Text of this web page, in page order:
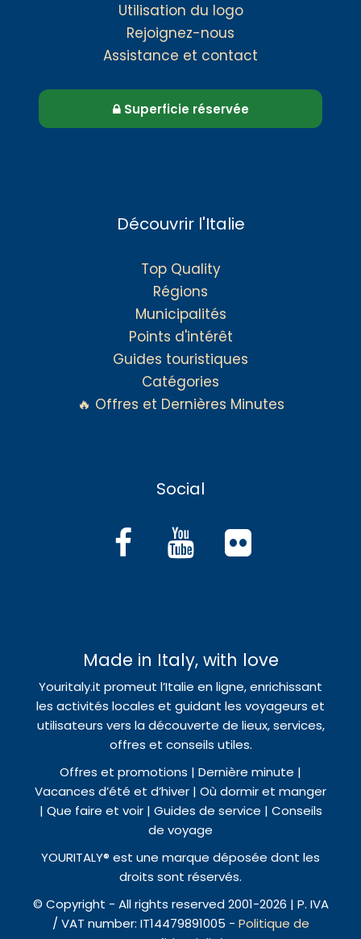
Utilisation du logo
Rejoignez-nous
Assistance et contact
Superficie réservée
Découvrir l'Italie
Top Quality
Régions
Municipalités
Points d'intérêt
Guides touristiques
Catégories
🔥 Offres et Dernières Minutes
Social
Made in Italy, with love
Youritaly.it promeut l’Italie en ligne, enrichissant
les activités locales et guidant les voyageurs et
utilisateurs vers la découverte de lieux, services,
offres et conseils utiles.
Offres et promotions | Dernière minute |
Vacances d’été et d’hiver | Où dormir et manger
| Que faire et voir | Guides de service | Conseils
de voyage
YOURITALY® est une marque déposée dont les
droits sont réservés.
© Copyright - All rights reserved 2001-2026 | P. IVA
/ VAT number: IT14479891005 - Politique de